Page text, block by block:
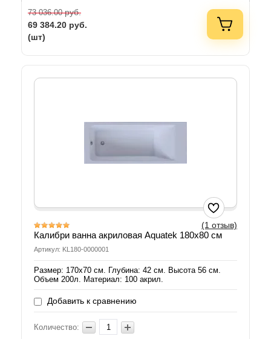
73 036.00руб.
69 384.20 руб.
(шт)
(1 отзыв)
Калибри ванна акриловая Aquatek 180х80 см
Артикул: KL180-0000001
Размер: 170х70 см. Глубина: 42 см. Высота 56 см.
Объем 200л. Материал: 100 акрил.
Добавить к сравнению
Количество: